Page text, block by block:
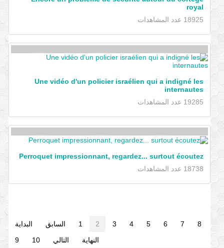
royal
18925 عدد المشاهدات
Une vidéo d'un policier israélien qui a indigné les
internautes
19285 عدد المشاهدات
Perroquet impressionnant, regardez... surtout écoutez
18738 عدد المشاهدات
البداية السابق 1 2 3 4 5 6 7
8
9
10 التالي النهاية